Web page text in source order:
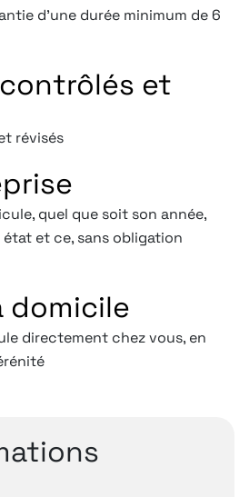
d'une durée minimum de 6
et
révisés
quel que soit son année,
et ce, sans obligation
domicile
directement chez vous, en